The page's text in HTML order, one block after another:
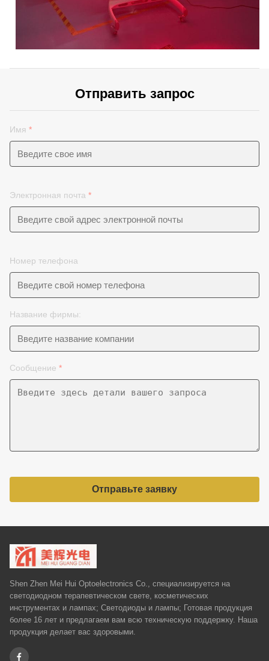
Отправить запрос
Имя *
Электронная почта *
Номер телефона
Название фирмы:
Сообщение *
Отправьте заявку
Shen Zhen Mei Hui Optoelectronics Co., специализируется на
светодиодном терапевтическом свете, косметических
инструментах и ​​лампах; Светодиоды и лампы; Готовая продукция
более 16 лет и предлагаем вам всю техническую поддержку. Наша
продукция делает вас здоровыми.